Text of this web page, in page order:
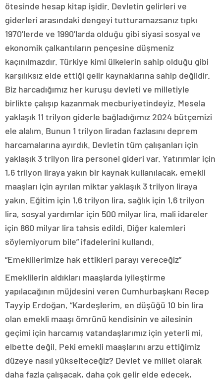
ötesinde hesap kitap işidir. Devletin gelirleri ve
giderleri arasındaki dengeyi tutturamazsanız tıpkı
1970’lerde ve 1990’larda olduğu gibi siyasi sosyal ve
ekonomik çalkantıların pençesine düşmeniz
kaçınılmazdır. Türkiye kimi ülkelerin sahip olduğu gibi
karşılıksız elde ettiği gelir kaynaklarına sahip değildir.
Biz harcadığımız her kuruşu devleti ve milletiyle
birlikte çalışıp kazanmak mecburiyetindeyiz. Mesela
yaklaşık 11 trilyon giderle bağladığımız 2024 bütçemizi
ele alalım. Bunun 1 trilyon liradan fazlasını deprem
harcamalarına ayırdık. Devletin tüm çalışanları için
yaklaşık 3 trilyon lira personel gideri var. Yatırımlar için
1,6 trilyon liraya yakın bir kaynak kullanılacak, emekli
maaşları için ayrılan miktar yaklaşık 3 trilyon liraya
yakın. Eğitim için 1,6 trilyon lira, sağlık için 1,6 trilyon
lira, sosyal yardımlar için 500 milyar lira, mali idareler
için 860 milyar lira tahsis edildi. Diğer kalemleri
söylemiyorum bile” ifadelerini kullandı.
“Emeklilerimize hak ettikleri parayı vereceğiz”
Emeklilerin aldıkları maaşlarda iyileştirme
yapılacağının müjdesini veren Cumhurbaşkanı Recep
Tayyip Erdoğan, “Kardeşlerim, en düşüğü 10 bin lira
olan emekli maaşı ömrünü kendisinin ve ailesinin
geçimi için harcamış vatandaşlarımız için yeterli mi,
elbette değil. Peki emekli maaşlarını arzu ettiğimiz
düzeye nasıl yükselteceğiz? Devlet ve millet olarak
daha fazla çalışacak, daha çok gelir elde edecek,